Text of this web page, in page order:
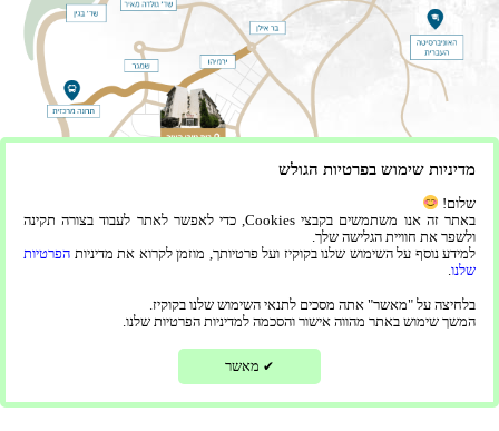
הדירות שלנו
מדיניות שימוש בפרטיות הגולש
שלום!
באתר זה אנו משתמשים בקבצי Cookies, כדי לאפשר לאתר לעבוד בצורה תקינה
ולשפר את חוויית הגלישה שלך.
למידע נוסף על השימוש שלנו בקוקיז ועל פרטיותך, מוזמן לקרוא את מדיניות הפרטיות
שלנו.
בלחיצה על "מאשר" אתה מסכים לתנאי השימוש שלנו בקוקיז.
המשך שימוש באתר מהווה אישור והסכמה למדיניות הפרטיות שלנו.
✔ מאשר